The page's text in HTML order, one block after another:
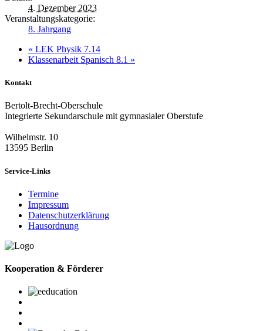
4. Dezember 2023
Veranstaltungskategorie:
8. Jahrgang
« LEK Physik 7.14
Klassenarbeit Spanisch 8.1 »
Kontakt
Bertolt-Brecht-Oberschule
Integrierte Sekundarschule mit gymnasialer Oberstufe
Wilhelmstr. 10
13595 Berlin
Service-Links
Termine
Impressum
Datenschutzerklärung
Hausordnung
Kooperation & Förderer